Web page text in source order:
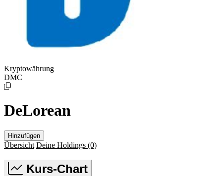
Kryptowährung
DMC
DeLorean
Hinzufügen
Übersicht Deine Holdings (0)
Kurs-Chart